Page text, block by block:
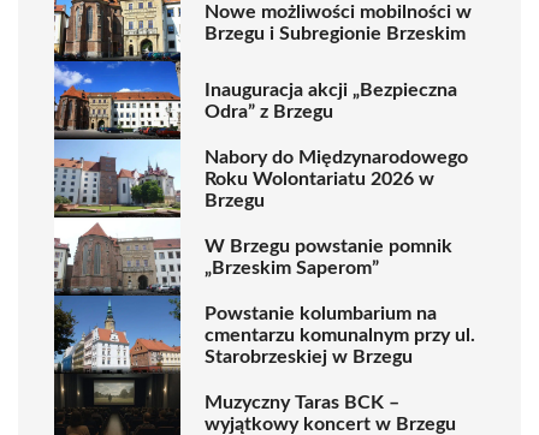
Nowe możliwości mobilności w
Brzegu i Subregionie Brzeskim
Inauguracja akcji „Bezpieczna
Odra” z Brzegu
Nabory do Międzynarodowego
Roku Wolontariatu 2026 w
Brzegu
W Brzegu powstanie pomnik
„Brzeskim Saperom”
Powstanie kolumbarium na
cmentarzu komunalnym przy ul.
Starobrzeskiej w Brzegu
Muzyczny Taras BCK –
wyjątkowy koncert w Brzegu